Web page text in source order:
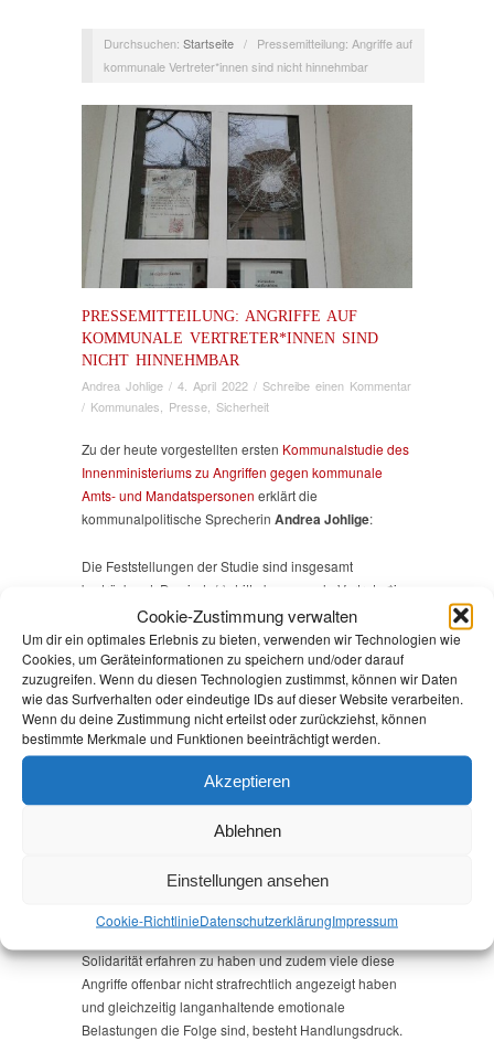
Cookie-Zustimmung verwalten
Um dir ein optimales Erlebnis zu bieten, verwenden wir Technologien wie
Cookies, um Geräteinformationen zu speichern und/oder darauf
zuzugreifen. Wenn du diesen Technologien zustimmst, können wir Daten
wie das Surfverhalten oder eindeutige IDs auf dieser Website verarbeiten.
Wenn du deine Zustimmung nicht erteilst oder zurückziehst, können
bestimmte Merkmale und Funktionen beeinträchtigt werden.
Akzeptieren
Ablehnen
Einstellungen ansehen
Cookie-RichtlinieDatenschutz­erklärungImpressum
Durchsuchen: Startseite /
Pressemitteilung: Angriffe auf
kommunale Vertreter*innen sind nicht hinnehmbar
PRESSEMITTEILUNG: ANGRIFFE AUF
KOMMUNALE VERTRETER*INNEN SIND
NICHT HINNEHMBAR
Andrea Johlige / 4. April 2022 / Schreibe einen Kommentar
/ Kommunales Presse Sicherheit
Zu der heute vorgestellten ersten Kommunalstudie des
Innenministeriums zu Angriffen gegen kommunale
Amts- und Mandatspersonen erklärt die
kommunalpolitische Sprecherin Andrea Johlige:
Die Feststellungen der Studie sind insgesamt
bedrückend. Das jede(r) dritte kommunale Vertreter*in
mindestens einmal Beleidigung, Bedrohung,
Sachbeschädigung oder gar körperliche Gewalt erlebt
hat ist nicht akzeptabel.
Besonders alarmierend ist, dass Frauen häufiger und
intensiver angegriffen werden, wobei dann
Beleidigungen oft mit sexistischen Inhalten verbunden
sind oder gar mit Vergewaltigung gedroht wird. Das
unterrepräsentiert sind und wir sind alle gefordert, in
Solidarität erfahren zu haben und zudem viele diese
Angriffe offenbar nicht strafrechtlich angezeigt haben
und gleichzeitig langanhaltende emotionale
Belastungen die Folge sind, besteht Handlungsdruck.